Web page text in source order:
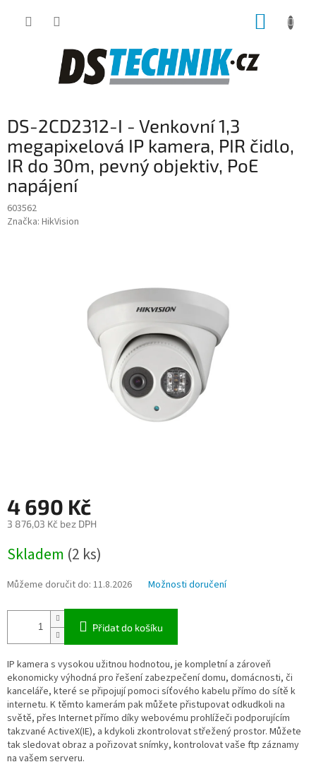
DS-2CD2312-I - Venkovní 1,3
megapixelová IP kamera, PIR čidlo,
IR do 30m, pevný objektiv, PoE
napájení
603562
Značka: HikVision
4 690 Kč
3 876,03 Kč bez DPH
cena:
Skladem (2 ks)
Můžeme doručit do: 11.8.2026 Možnosti doručení
Přidat do košíku
IP kamera s vysokou užitnou hodnotou, je kompletní a zároveň
ekonomicky výhodná pro řešení zabezpečení domu, domácnosti, či
kanceláře, které se připojují pomoci síťového kabelu přímo do sítě k
internetu. K těmto kamerám pak můžete přistupovat odkudkoli na
světě, přes Internet přímo díky webovému prohlížeči podporujícím
takzvané ActiveX(IE), a kdykoli zkontrolovat střežený prostor. Můžete
tak sledovat obraz a pořizovat snímky, kontrolovat vaše ftp záznamy
na vašem serveru.